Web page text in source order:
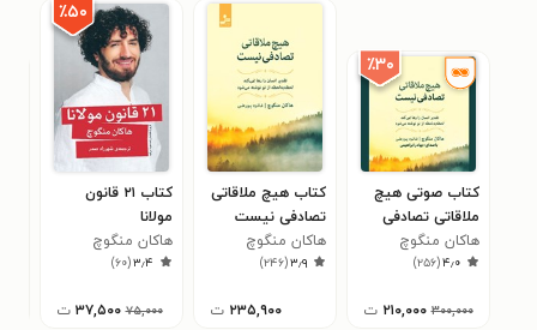
٪۳۰
کتاب صوتی هیچ
ملاقاتی تصادفی
نیست
هاکان منگوچ
۴٫۰(۲۵۶)
۳۰۰,۰۰۰ ۲۱۰,۰۰۰ ت
کتاب هیچ ملاقاتی
تصادفی نیست
هاکان منگوچ
۳٫۹(۲۴۶)
۲۳۵,۹۰۰ ت
٪۵۰
کتاب ۲۱ قانون
مولانا
هاکان منگوچ
۳٫۴(۶۰)
۷۵,۰۰۰ ۳۷,۵۰۰ ت